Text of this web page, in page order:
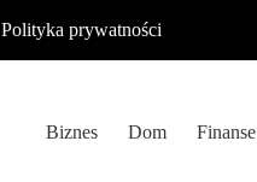
Polityka prywatności
Biznes Dom Finanse